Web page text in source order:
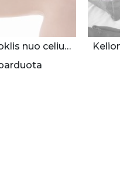
Masažuoklis nuo celiulito